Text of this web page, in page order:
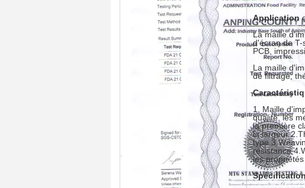
Application
La maille
d'écran de
PCB,
La maille
de filtrage,
1. Maille
qualité, les
la première
la largeur
type
résistance
les